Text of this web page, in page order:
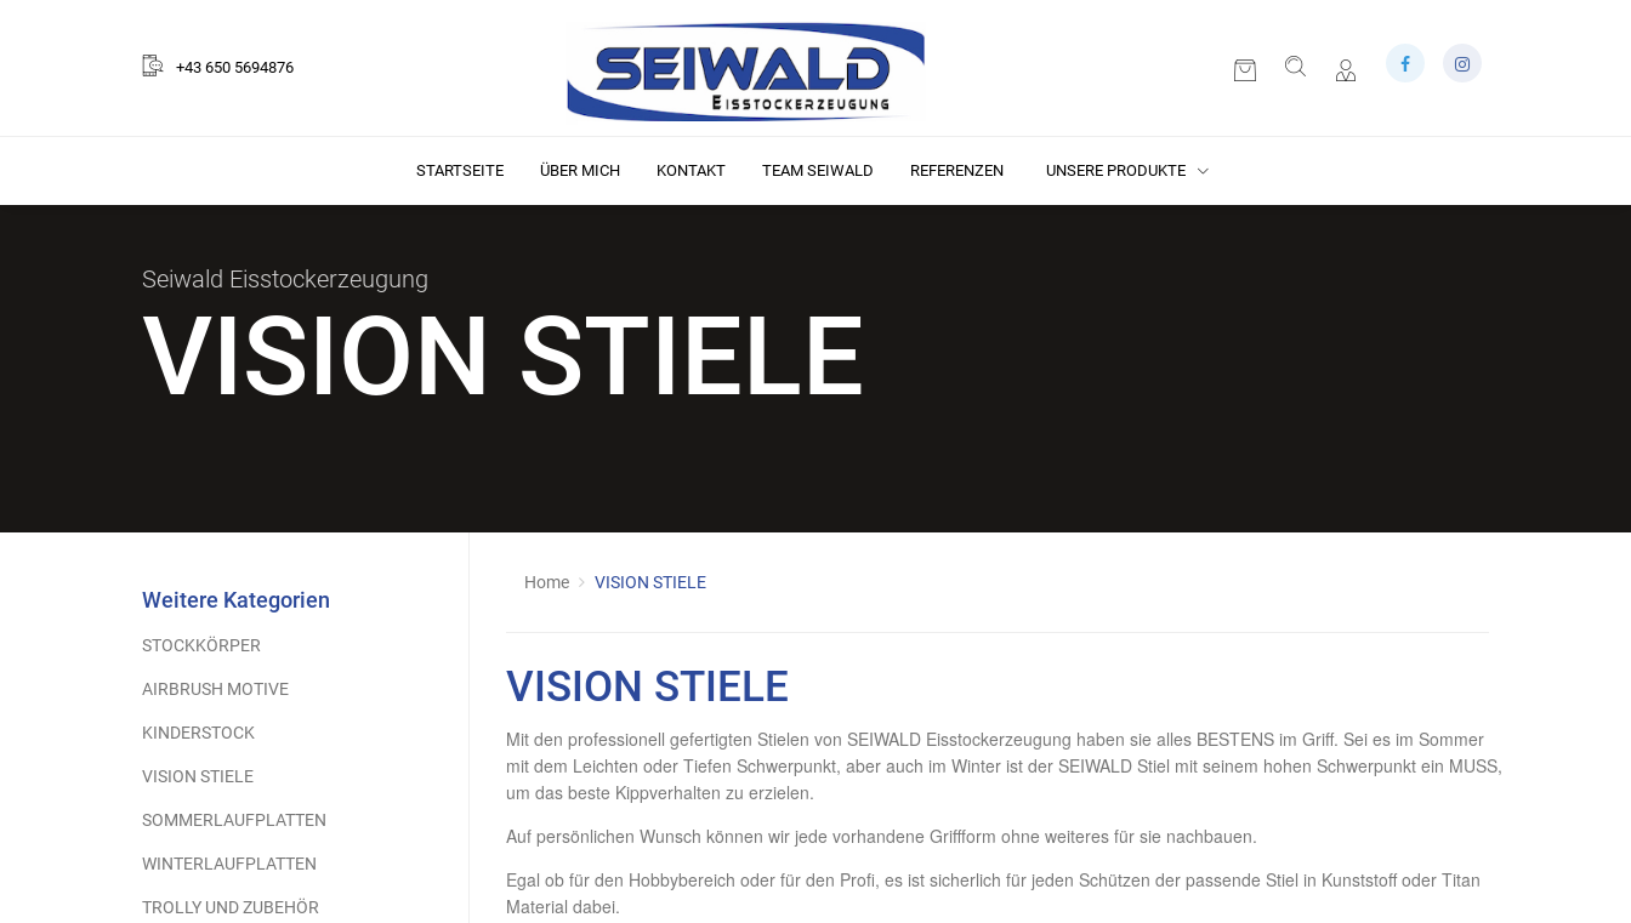
+43 650 5694876
STARTSEITE ÜBER MICH KONTAKT TEAM SEIWALD REFERENZEN UNSERE PRODUKTE
Seiwald Eisstockerzeugung
VISION STIELE
Home VISION STIELE
VISION STIELE
Mit den professionell gefertigten Stielen von SEIWALD Eisstockerzeugung haben sie alles BESTENS im Griff. Sei es im Sommer
mit dem Leichten oder Tiefen Schwerpunkt, aber auch im Winter ist der SEIWALD Stiel mit seinem hohen Schwerpunkt ein MUSS,
um das beste Kippverhalten zu erzielen.
Auf persönlichen Wunsch können wir jede vorhandene Griffform ohne weiteres für sie nachbauen.
Egal ob für den Hobbybereich oder für den Profi, es ist sicherlich für jeden Schützen der passende Stiel in Kunststoff oder Titan
Material dabei.
Weitere Kategorien
STOCKKÖRPER
AIRBRUSH MOTIVE
KINDERSTOCK
VISION STIELE
SOMMERLAUFPLATTEN
WINTERLAUFPLATTEN
TROLLY UND ZUBEHÖR